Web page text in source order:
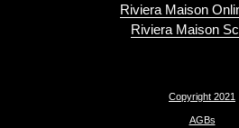
Riviera Maison
Riviera Maison
Copyright 2021
AGBs